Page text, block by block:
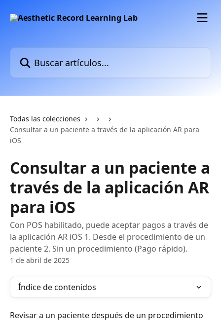
Buscar artículos...
Todas las colecciones
Consultar a un paciente a través de la aplicación AR para
iOS
Consultar a un paciente a
través de la aplicación AR
para iOS
Con POS habilitado, puede aceptar pagos a través de
la aplicación AR iOS 1. Desde el procedimiento de un
paciente 2. Sin un procedimiento (Pago rápido).
1 de abril de 2025
Índice de contenidos
Revisar a un paciente después de un procedimiento